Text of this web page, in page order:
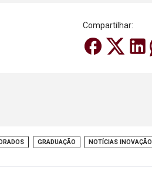
Compartilhar:
GRADUAÇÃO NOTÍCIAS INOVAÇÃO